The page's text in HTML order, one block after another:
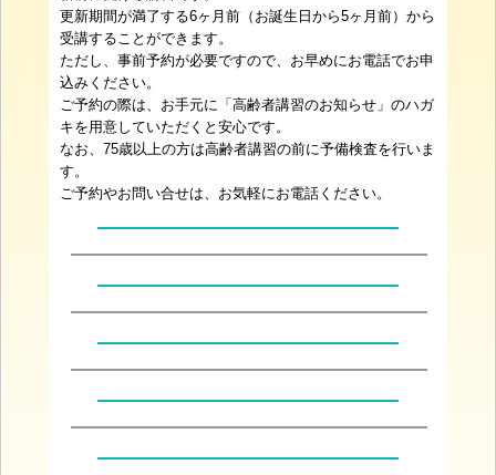
更新期間が満了する6ヶ月前（お誕生日から5ヶ月前）から
受講することができます。
ただし、事前予約が必要ですので、お早めにお電話でお申
込みください。
ご予約の際は、お手元に「高齢者講習のお知らせ」のハガ
キを用意していただくと安心です。
なお、75歳以上の方は高齢者講習の前に予備検査を行いま
す。
ご予約やお問い合せは、お気軽にお電話ください。